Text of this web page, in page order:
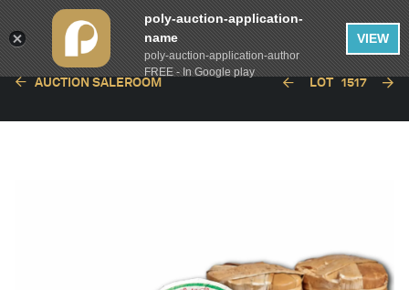
AUCTION SALEROOM LOT 1517
poly-auction-application-
name
poly-auction-application-author
FREE - In Google play
VIEW